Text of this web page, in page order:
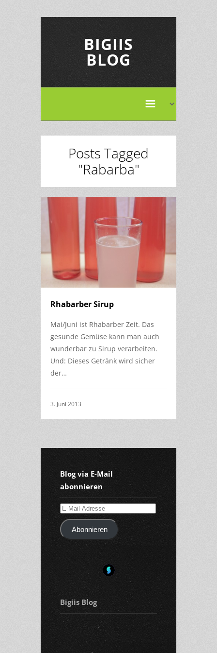
BIGIIS
BLOG
Posts Tagged
"Rabarba"
Rhabarber Sirup
Mai/Juni ist Rhabarber Zeit. Das
gesunde Gemüse kann man auch
wunderbar zu Sirup verarbeiten.
Und: Dieses Getränk wird sicher
der…
3. Juni 2013
Blog via E-Mail
abonnieren
E-
Mail-
AdresseAbonnieren
Bigiis Blog